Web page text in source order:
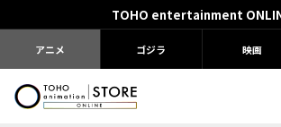
TOHO entertainment
アニメ ゴジラ 映画